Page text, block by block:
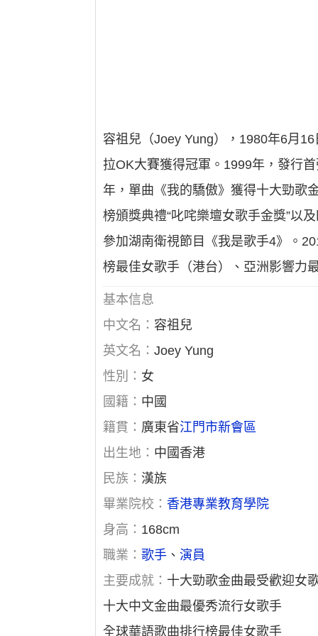
容祖兒（Joey Yung），1980年6月
拉OK大賽獲得冠軍。1999年，發行
年，單曲《我的驕傲》獲得十大勁歌
榜頒獎典禮“叱咤樂壇女歌手金獎”以
參加湖南衛視節目《我是歌手4》。
榜最佳女歌手（港台）、亞洲影響力
基本信息
中文名： 容祖兒
英文名：Joey Yung
性別： 女
國籍： 中國
籍貫： 廣東省江門市新會區
出生地： 中國香港
民族： 漢族
畢業院校： 香港專業教育學院
身高： 168cm
職業：歌手 、演員
主要成就： 十大勁歌金曲最受歡迎女
十大中文金曲最優秀流行女歌手
全球華語歌曲排行榜最佳女歌手